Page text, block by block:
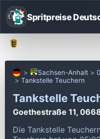
Spritpreise
Sachsen-Anhalt
Tankstelle Teuchern
Tankstelle
Goethestraße 11,
Die Tankstelle